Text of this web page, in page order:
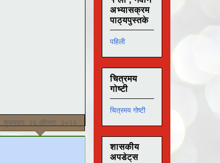
शुक्रवार, २६ ऑगस्ट, २०२२
अभ्यासक्रम
पाठ्यपुस्तके
पहिली
चित्रमय
गोष्टी
चित्रमय गोष्टी
शासकीय
अपडेट्स